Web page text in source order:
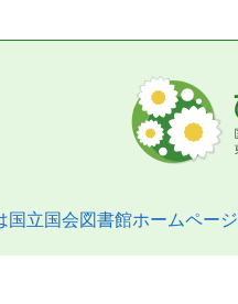
国立国会図書館ホームページ